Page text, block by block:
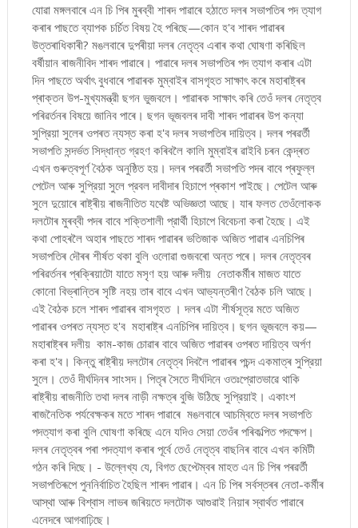
যোৱা মঙ্গলবাৰে এন চি পিৰ মুৰব্বী শাৰদ পাৱাৰে হঠাতে দলৰ সভাপতিৰ পদ ত্যাগ
কৰাৰ পাছতে ব্যাপক চৰ্চিত বিষয় হৈ পৰিছে—কোন হ'ব শাৰদ পাৱাৰৰ
উত্তৰাধিকাৰী? মঙলবাৰে দুপৰীয়া দলৰ নেতৃত্ব এৰাৰ কথা ঘোষণা কৰিছিল
বর্ষীয়ান ৰাজনীবিদ শাৰদ পাৱাৰে। পাৱাৰে দলৰ সভাপতিৰ পদ ত্যাগ কৰাৰ এটা
দিন পাছতে অর্থাৎ বুধবাৰে পাৱাৰক মুম্বাইৰ বাসগৃহত সাক্ষাৎ কৰে মহাৰাষ্ট্ৰৰ
প্ৰাক্তন উপ-মুখ্যমন্ত্রী ছগন ভুজবলে। পাৱাৰক সাক্ষাৎ কৰি তেওঁ দলৰ নেতৃত্ব
পৰিৱৰ্তনৰ বিষয়ে জানিব পাৰে। ছগন ভূজবলৰ দাবী শাৰদ পাৱাৰৰ উপ কন্যা
সুপ্রিয়া সুলেৰ ওপৰত ন্যস্ত কৰা হ'ব দলৰ সভাপতিৰ দায়িত্ব। দলৰ পৰৱৰ্তী
সভাপতি সন্দৰ্ভত সিদ্ধান্ত গ্রহণ কৰিবলৈ কালি মুম্বাইৰ ৱাইবি চৰন কেন্দ্ৰত
এখন গুৰুত্বপূর্ণ বৈঠক অনুষ্ঠিত হয়। দলৰ পৰৱৰ্তী সভাপতি পদৰ বাবে প্ৰফুল্ল
পেটেল আৰু সুপ্রিয়া সুলে প্রবল দাবীদাৰ হিচাপে প্ৰকাশ পাইছে। পেটেল আৰু
সুলে দুয়োৰে ৰাষ্ট্ৰীয় ৰাজনীতিত যথেষ্ট অভিজ্ঞতা আছে। যাৰ ফলত তেওঁলোকক
দলটোৰ মুৰব্বী পদৰ বাবে শক্তিশালী প্রার্থী হিচাপে বিবেচনা কৰা হৈছে। এই
কথা পোহৰলৈ অহাৰ পাছতে শাৰদ পাৱাৰৰ ভতিজাক অজিত পাৱাৰ এনচিপিৰ
সভাপতিৰ দৌৰৰ শীৰ্ষত থকা বুলি ওলোৱা গুজবৰো অন্ত পৰে। দলৰ নেতৃত্বৰ
পৰিৱৰ্তনৰ প্ৰক্ৰিয়াটো যাতে মসৃণ হয় আৰু দলীয় নেতাকর্মীৰ মাজত যাতে
কোনো বিভ্ৰান্তিৰ সৃষ্টি নহয় তাৰ বাবে এখন আভ্যন্তৰীণ বৈঠক চলি আছে।
এই বৈঠক চলে শাৰদ পাৱাৰৰ বাসগৃহত । দলৰ এটা শীৰ্ষসূত্র মতে অজিত
পাৱাৰৰ ওপৰত ন্যস্ত হ'ব মহাৰাষ্ট্ৰ এনচিপিৰ দায়িত্ব। ছগন ভূজবলে কয়—
মহাৰাষ্ট্ৰৰ দলীয় কাম-কাজ চোৱাৰ বাবে অজিত পাৱাৰৰ ওপৰত দায়িত্ব অর্পণ
কৰা হ'ব। কিন্তু ৰাষ্ট্ৰীয় দলটোৰ নেতৃত্ব দিবলৈ পাৱাৰৰ পচন্দ একমাত্ৰ সুপ্রিয়া
সুলে। তেওঁ দীর্ঘদিনৰ সাংসদ। পিতৃৰ সৈতে দীর্ঘদিনে ওতঃপ্রোতভাৱে থাকি
ৰাষ্ট্ৰীয় ৰাজনীতি তথা দলৰ নাড়ী নক্ষত্ৰ বুজি উঠিছে সুপ্রিয়াই। একাংশ
ৰাজনৈতিক পর্যবেক্ষকৰ মতে শাৰদ পাৱাৰে মঙলবাৰে আচম্বিতে দলৰ সভাপতি
পদত্যাগ কৰা বুলি ঘোষণা কৰিছে এনে যদিও সেয়া তেওঁৰ পৰিকল্পিত পদক্ষেপ।
দলৰ নেতৃত্বৰ পৰা পদত্যাগ কৰাৰ পূৰ্বে তেওঁ নেতৃত্ব বাছনিৰ বাবে এখন কমিটী
গঠন কৰি দিছে। - উল্লেখ্য যে, বিগত ছেপ্টেম্বৰ মাহত এন চি পিৰ পৰৱর্তী
সভাপতিৰূপে পুননির্বাচিত হৈছিল শাৰদ পাৱাৰ। এন চি পিৰ সৰ্বস্তৰৰ নেতা-কৰ্মীৰ
আস্থা আৰু বিশ্বাস লাভৰ জৰিয়তে দলটোক আগুৱাই নিয়াৰ স্বাৰ্থত পাৱাৰে
এনেদৰে আগবাঢ়িছে।